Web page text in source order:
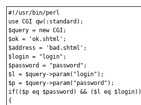
#!/usr/bin/perl
use CGI qw(:standard);
$query = new CGI;
$ok = 'ok.shtml';
$address = 'bad.shtml';
$login = "login";
$password = "password";
$l = $query->param("login");
$p = $query->param("password");
if(($p eq $password) && ($l eq $login))
{